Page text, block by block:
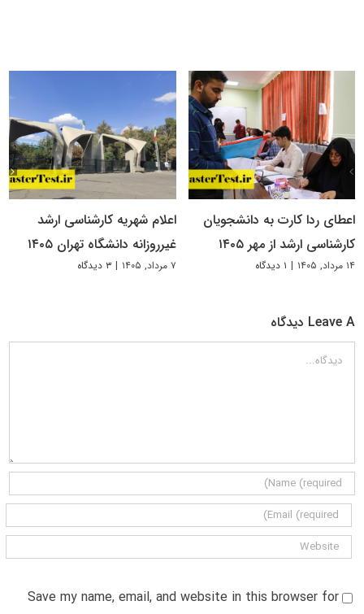
اعطای ردا کارت به دانشجویان
کارشناسی ارشد از مهر ۱۴۰۵
۱۴ مرداد, ۱۴۰۵ | ۱ دیدگاه
اعلام شهریه کارشناسی ارشد
غیرروزانه دانشگاه تهران ۱۴۰۵
۷ مرداد, ۱۴۰۵ | ۳ دیدگاه
Leave A دیدگاه
دیدگاه
Save my name, email, and website in this browser for